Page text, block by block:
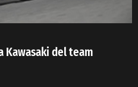
Kawasaki del team